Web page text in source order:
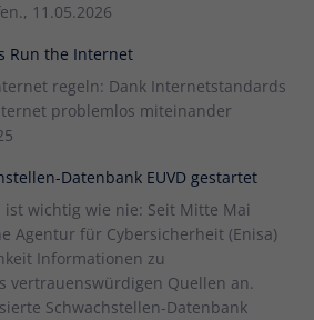
11.05.2026
Run the Internet
regeln: Dank Internetstandards
problemlos miteinander
Datenbank EUVD gestartet
ist wichtig wie nie: Seit Mitte Mai
Agentur für Cybersicherheit (Enisa)
Informationen zu
vertrauenswürdigen Quellen an.
Schwachstellen-Datenbank